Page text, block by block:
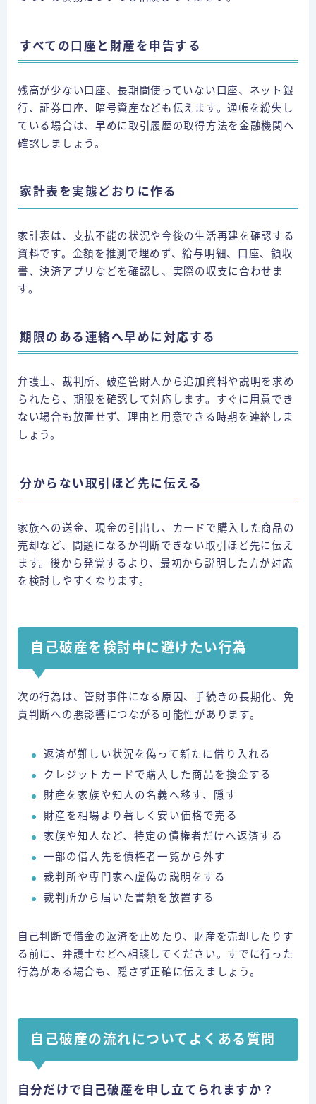
すべての口座と財産を申告する
残高が少ない口座、長期間使っていない口座、ネット銀
行、証券口座、暗号資産なども伝えます。通帳を紛失し
ている場合は、早めに取引履歴の取得方法を金融機関へ
確認しましょう。
家計表を実態どおりに作る
家計表は、支払不能の状況や今後の生活再建を確認する
資料です。金額を推測で埋めず、給与明細、口座、領収
書、決済アプリなどを確認し、実際の収支に合わせま
す。
期限のある連絡へ早めに対応する
弁護士、裁判所、破産管財人から追加資料や説明を求め
られたら、期限を確認して対応します。すぐに用意でき
ない場合も放置せず、理由と用意できる時期を連絡しま
しょう。
分からない取引ほど先に伝える
家族への送金、現金の引出し、カードで購入した商品の
売却など、問題になるか判断できない取引ほど先に伝え
ます。後から発覚するより、最初から説明した方が対応
を検討しやすくなります。
自己破産を検討中に避けたい行為
次の行為は、管財事件になる原因、手続きの長期化、免
責判断への悪影響につながる可能性があります。
返済が難しい状況を偽って新たに借り入れる
クレジットカードで購入した商品を換金する
財産を家族や知人の名義へ移す、隠す
財産を相場より著しく安い価格で売る
家族や知人など、特定の債権者だけへ返済する
一部の借入先を債権者一覧から外す
裁判所や専門家へ虚偽の説明をする
裁判所から届いた書類を放置する
自己判断で借金の返済を止めたり、財産を売却したりす
る前に、弁護士などへ相談してください。すでに行った
行為がある場合も、隠さず正確に伝えましょう。
自己破産の流れについてよくある質問
自分だけで自己破産を申し立てられますか？